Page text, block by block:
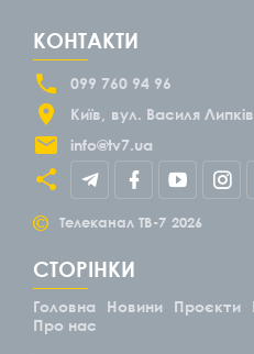
КОНТАКТИ
099 760 94 96
Київ
вул. Василя
info@tv7.ua
© Телеканал ТВ-7 2026
СТОРІНКИ
Головна Новини Проєкти
Про нас